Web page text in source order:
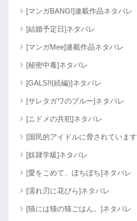
[マンガBANG!]連載作品ネタバレ
[結婚予定日]ネタバレ
[マンガMee]連載作品ネタバレ
[秘密中毒]ネタバレ
[GALS!!(続編)]ネタバレ
[サレタガワのブルー]ネタバレ
[ニドメの共犯]ネタバレ
[国民的アイドルに脅されていま
[奴隷学級]ネタバレ
[愛をこめて、ぼちぼち]ネタバレ
[濡れ刃に花びら]ネタバレ
[猫には猫の猫ごはん。]ネタバレ